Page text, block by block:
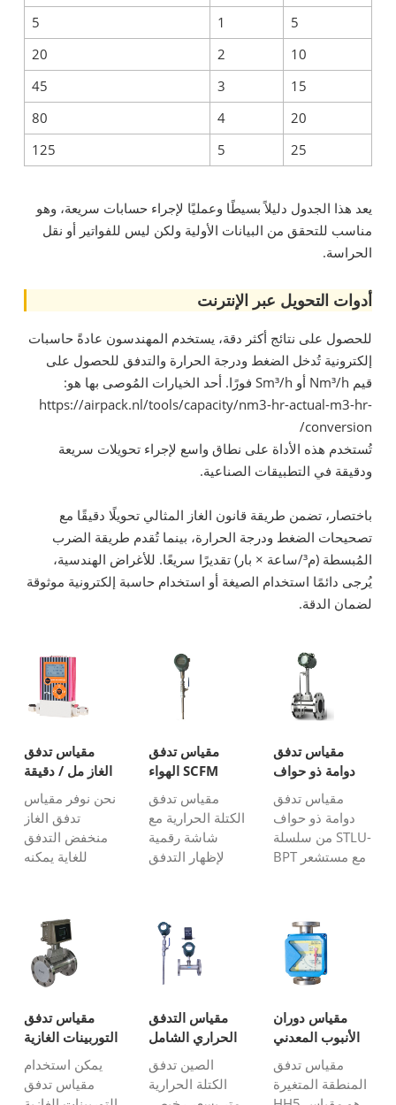
5
1
5
10
2
20
15
3
45
20
4
80
25
5
125
يعد هذا الجدول دليلاً بسيطًا وعمليًا لإجراء حسابات سريعة، وهو
مناسب للتحقق من البيانات الأولية ولكن ليس للفواتير أو نقل
الحراسة.
أدوات التحويل عبر الإنترنت
للحصول على نتائج أكثر دقة، يستخدم المهندسون عادةً حاسبات
إلكترونية تُدخل الضغط ودرجة الحرارة والتدفق للحصول على
قيم Nm³/h أو Sm³/h فورًا. أحد الخيارات المُوصى بها هو:
https://airpack.nl/tools/capacity/nm3-hr-actual-m3-hr-
conversion/
تُستخدم هذه الأداة على نطاق واسع لإجراء تحويلات سريعة
ودقيقة في التطبيقات الصناعية.
باختصار، تضمن طريقة قانون الغاز المثالي تحويلًا دقيقًا مع
تصحيحات الضغط ودرجة الحرارة، بينما تُقدم طريقة الضرب
المُبسطة (م³/ساعة × بار) تقديرًا سريعًا. للأغراض الهندسية،
يُرجى دائمًا استخدام الصيغة أو استخدام حاسبة إلكترونية موثوقة
لضمان الدقة.
مقياس تدفق
الغاز مل / دقيقة
نحن نوفر مقياس
تدفق الغاز
منخفض التدفق
للغاية يمكنه
المختلط ، الغاز
الحيوي ، ثاني
أكسيد الكربون ،
N2 ، غاز
الأكسجين بمعدل
تدفق صغير جدًا
حتى مع حوالي 2
مقياس تدفق
الهواء SCFM
مقياس تدفق
الكتلة الحرارية مع
شاشة رقمية
لإظهار التدفق
التدفق الفوري
المتاحة: SCFM ،
g / min ، g / s ،
، Nm3 / h ،
Nm3 / min ، NL
/ h ، NL / m...
مقياس تدفق
دوامة ذو حواف
مع تعويض
مقياس تدفق
دوامة ذو حواف
من سلسلة STLU-
BPT مع مستشعر
الأمثل لقياس
تدفق الغاز أو
البخار (البخار
المحموم) ...
مقياس تدفق
التوربينات الغازية
مع درجة الحرارة
والضغط.
تعويضات
يمكن استخدام
مقياس تدفق
مقياس التدفق
الحراري الشامل
الصين تدفق
الكتلة الحرارية
مقياس دوران
الأنبوب المعدني
مقياس تدفق
المنطقة المتغيرة